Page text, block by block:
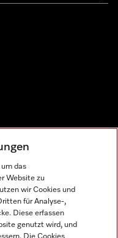
das
Website zu
wir Cookies und
für Analyse-,
Diese erfassen
genutzt wird, und